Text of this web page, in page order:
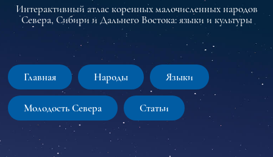
Интерактивный атлас коренных малочисленных народов
Севера, Сибири и Дальнего Востока: языки и культуры
Главная Народы Языки
Молодость Севера Статьи